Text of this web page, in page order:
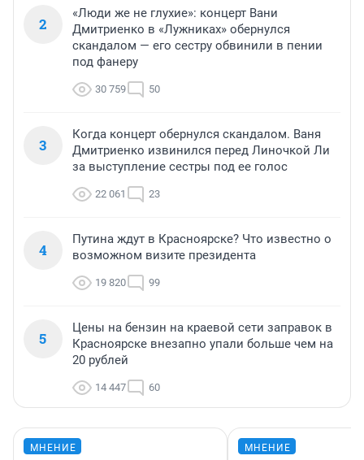
2
«Люди же не глухие»: концерт Вани
Дмитриенко в «Лужниках» обернулся
скандалом — его сестру обвинили в пении
под фанеру
30 759 50
3
Когда концерт обернулся скандалом. Ваня
Дмитриенко извинился перед Линочкой Ли
за выступление сестры под ее голос
22 061 23
4
Путина ждут в Красноярске? Что известно о
возможном визите президента
19 820 99
5
Цены на бензин на краевой сети заправок в
Красноярске внезапно упали больше чем на
20 рублей
14 447 60
МНЕНИЕ МНЕНИЕ